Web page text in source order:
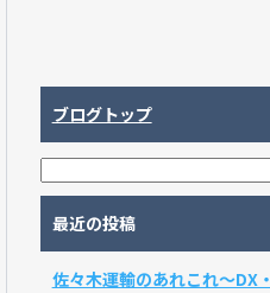
ブログトップ
最近の投稿
佐々木運輸のあれこれ～DX